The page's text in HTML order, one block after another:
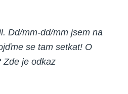
Dd/mm-dd/mm jsem na
se tam setkat! O
Zde je odkaz